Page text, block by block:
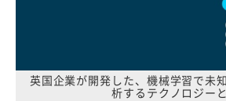
英国企業が開発した、機械学習で未
析するテクノロジー